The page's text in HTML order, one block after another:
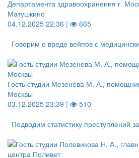
Департамента здравоохранения г.
Матушкино
04.12.2025 22:36 |
665
Говорим о вреде вейпов с
Гость студии Мезенева М. А.,
Москвы
03.12.2025 23:39 |
510
Подводим статистику преступлений